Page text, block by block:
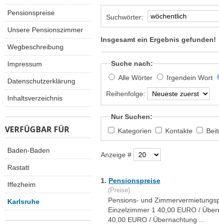
Suchwörter:
Insgesamt ein Ergebnis gefunden!
Suche nach:
Alle Wörter
Irgendein Wort
Reihenfolge:
Nur Suchen:
Kategorien
Kontakte
Anzeige #
1. Pensionspreise
(Preise)
Pensions- und
Einzelzimmer 1 40,00 EURO /
40,00 EURO / Übernachtung ...
Pensionspreise
Unsere Pensionszimmer
Wegbeschreibung
Impressum
Datenschutzerklärung
Inhaltsverzeichnis
VERFÜGBAR FÜR
Baden-Baden
Rastatt
Iffezheim
Karlsruhe